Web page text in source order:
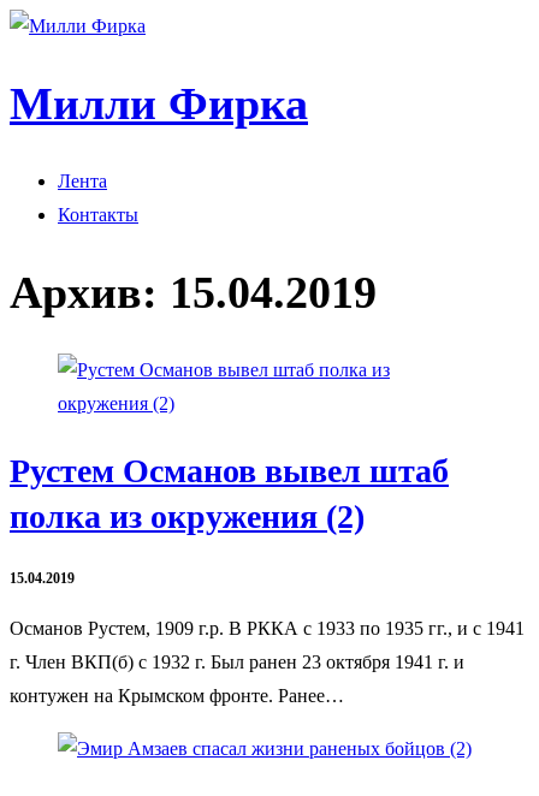
Милли Фирка
Лента
Контакты
Архив: 15.04.2019
Рустем Османов вывел штаб
полка из окружения (2)
15.04.2019
Османов Рустем, 1909 г.р. В РККА с 1933 по 1935 гг., и с 1941
г. Член ВКП(б) с 1932 г. Был ранен 23 октября 1941 г. и
контужен на Крымском фронте. Ранее…